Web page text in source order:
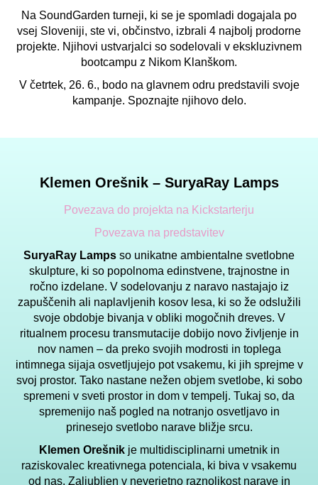
Na SoundGarden turneji, ki se je spomladi dogajala po
vsej Sloveniji, ste vi, občinstvo, izbrali 4 najbolj prodorne
projekte. Njihovi ustvarjalci so sodelovali v ekskluzivnem
bootcampu z Nikom Klanškom.
V četrtek, 26. 6., bodo na glavnem odru predstavili svoje
kampanje. Spoznajte njihovo delo.
Klemen Orešnik – SuryaRay Lamps
Povezava do projekta na Kickstarterju
Povezava na predstavitev
SuryaRay Lamps so unikatne ambientalne svetlobne
skulpture, ki so popolnoma edinstvene, trajnostne in
ročno izdelane. V sodelovanju z naravo nastajajo iz
zapuščenih ali naplavljenih kosov lesa, ki so že odslužili
svoje obdobje bivanja v obliki mogočnih dreves. V
ritualnem procesu transmutacije dobijo novo življenje in
nov namen – da preko svojih modrosti in toplega
intimnega sijaja osvetljujejo pot vsakemu, ki jih sprejme v
svoj prostor. Tako nastane nežen objem svetlobe, ki sobo
spremeni v sveti prostor in dom v tempelj. Tukaj so, da
spremenijo naš pogled na notranjo osvetljavo in
prinesejo svetlobo narave bližje srcu.
Klemen Orešnikje multidisciplinarni umetnik in
raziskovalec kreativnega potenciala, ki biva v vsakemu
od nas. Zaljubljen v neverjetno raznolikost narave in